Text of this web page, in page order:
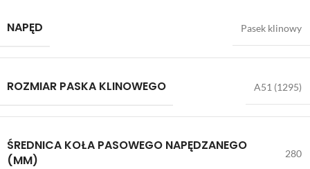
NAPĘD Pasek klinowy
ROZMIAR PASKA KLINOWEGO A51 (1295)
ŚREDNICA KOŁA PASOWEGO NAPĘDZANEGO
(MM)
280